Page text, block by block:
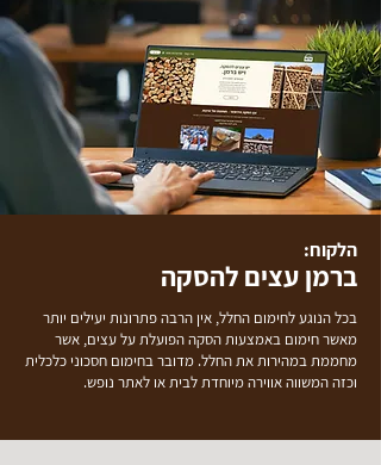
הלקוח:
ברמן עצים להסקה
בכל הנוגע לחימום החלל, אין הרבה פתרונות יעילים יותר
מאשר חימום באמצעות הסקה הפועלת על עצים, אשר
מחממת במהירות את החלל. מדובר בחימום חסכוני כלכלית
וכזה המשווה אווירה מיוחדת לבית או לאתר נופש.